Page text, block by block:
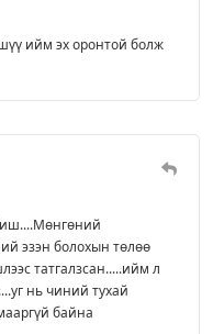
ийм эх оронтой болж
эзэн болохын төлөө
татгалзсан.....ийм л
нь чиний тухай
байна